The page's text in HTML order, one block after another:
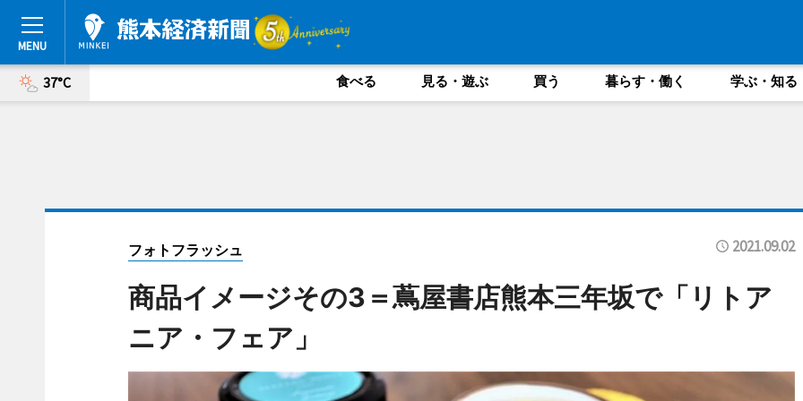
37°C 食べる 見る・遊ぶ 買う 暮らす・働く 学ぶ・知る
フォトフラッシュ 2021.09.02
商品イメージその3＝蔦屋書店熊本三年坂で「リトア
ニア・フェア」